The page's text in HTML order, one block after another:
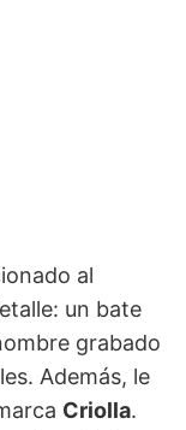
al
un bate
grabado
Además, le
Criolla.